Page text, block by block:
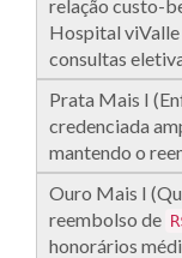
relação custo-
Hospital
consultas
Prata Mais I
credenciada
mantendo o
Ouro Mais I
reembolso de
honorários